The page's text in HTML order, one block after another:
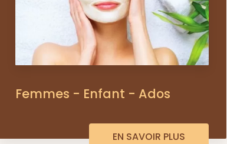
Femmes - Enfant - Ados
EN SAVOIR PLUS